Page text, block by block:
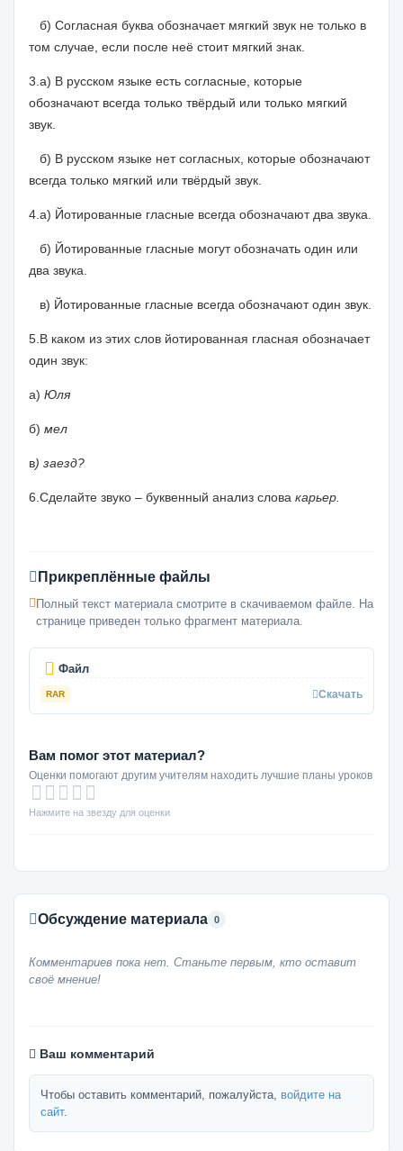
б) Согласная буква обозначает мягкий звук не только в
том случае, если после неё стоит мягкий знак.
3.а) В русском языке есть согласные, которые
обозначают всегда только твёрдый или только мягкий
звук.
б) В русском языке нет согласных, которые обозначают
всегда только мягкий или твёрдый звук.
4.а) Йотированные гласные всегда обозначают два звука.
б) Йотированные гласные могут обозначать один или
два звука.
в) Йотированные гласные всегда обозначают один звук.
5.В каком из этих слов йотированная гласная обозначает
один звук:
а) Юля
б) мел
в) заезд?
6.Сделайте звуко – буквенный анализ слова карьер.
Прикреплённые файлы
Полный текст материала смотрите в скачиваемом файле. На
странице приведен только фрагмент материала.
Файл
RAR Скачать
Вам помог этот материал?
Оценки помогают другим учителям находить лучшие планы уроков
Нажмите на звезду для оценки
Обсуждение материала 0
Комментариев пока нет. Станьте первым, кто оставит
своё мнение!
Ваш комментарий
Чтобы оставить комментарий, пожалуйста, войдите на
сайт.